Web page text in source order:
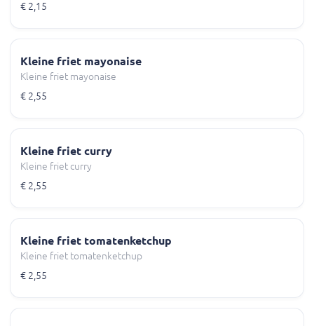
€ 2,15
Kleine friet mayonaise
Kleine friet mayonaise
€ 2,55
Kleine friet curry
Kleine friet curry
€ 2,55
Kleine friet tomatenketchup
Kleine friet tomatenketchup
€ 2,55